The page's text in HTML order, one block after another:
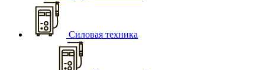
Силовая техника